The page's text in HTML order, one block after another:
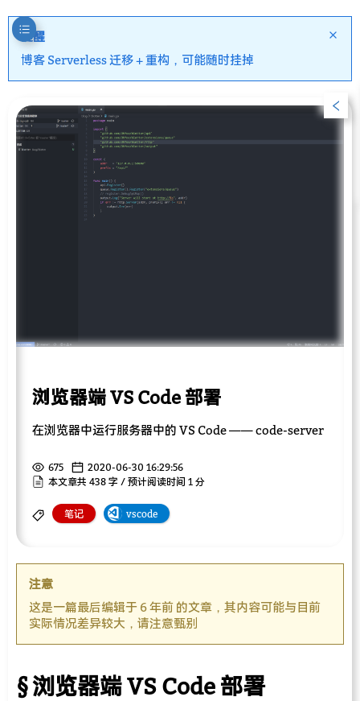
提醒
博客 Serverless 迁移 + 重构，可能随时挂掉
浏览器端 VS Code 部署
在浏览器中运行服务器中的 VS Code —— code-server
675
2020-06-30 16:29:56
本文章共 438 字 / 预计阅读时间 1 分
笔记 vscode
注意
这是一篇最后编辑于 6 年前 的文章，其内容可能与目前
实际情况差异较大，请注意甄别
浏览器端 VS Code 部署